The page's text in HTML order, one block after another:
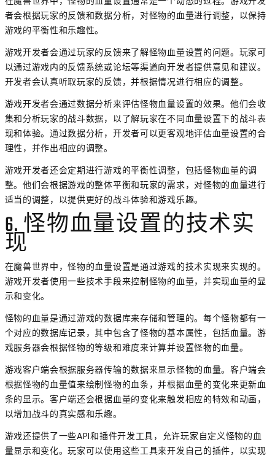
者会根据玩家的反馈和数据分析，对怪物的血量进行调整，以保持
游戏的平衡性和乐趣性。
游戏开发者会通过玩家的反馈来了解怪物血量设置的问题。玩家可
以通过游戏内的反馈系统或论坛等渠道向开发者提供意见和建议。
开发者会认真听取玩家的反馈，并根据情况进行相应的调整。
游戏开发者会通过数据分析来评估怪物血量设置的效果。他们会收
集和分析玩家的战斗数据，以了解玩家在不同血量设置下的战斗表
现和体验。通过数据分析，开发者可以更客观地评估血量设置的合
理性，并作出相应的调整。
游戏开发者还会定期进行游戏的平衡性调整，包括怪物血量的调
整。他们会根据游戏的整体平衡和玩家的需求，对怪物的血量进行
适当的调整，以提供更好的战斗体验和游戏乐趣。
6. 怪物血量设置的技术实
现
在魔兽世界中，怪物的血量设置是通过游戏的技术实现来实现的。
游戏开发者使用一些技术手段来控制怪物的血量，并实现血量的显
示和变化。
怪物的血量是通过游戏的数据库来存储和管理的。每个怪物都有一
个对应的数据库记录，其中包含了怪物的基本属性，包括血量。游
戏服务器会根据怪物的等级和难度来计算并设置怪物的血量。
游戏客户端会根据服务器传输的数据来显示怪物的血量。客户端会
根据怪物的血量值来绘制怪物的血条，并根据血量的变化来更新血
条的显示。客户端还会根据血量的变化来触发相应的特效和动画，
以增加战斗的真实感和乐趣。
游戏还提供了一些API和插件开发工具，允许玩家自定义怪物的血
量显示和变化。玩家可以使用这些工具来开发自己的插件，以实现